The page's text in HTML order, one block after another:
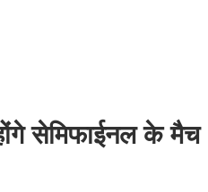
सेमिफाईनल के मैच